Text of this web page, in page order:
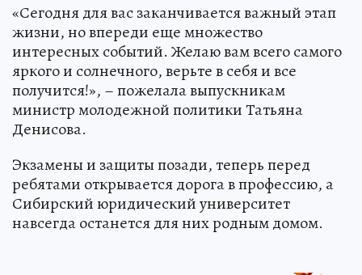
«Сегодня для вас заканчивается важный этап
жизни, но впереди еще множество
интересных событий. Желаю вам всего самого
яркого и солнечного, верьте в себя и все
получится!», – пожелала выпускникам
министр молодежной политики Татьяна
Денисова.
Экзамены и защиты позади, теперь перед
ребятами открывается дорога в профессию, а
Сибирский юридический университет
навсегда останется для них родным домом.